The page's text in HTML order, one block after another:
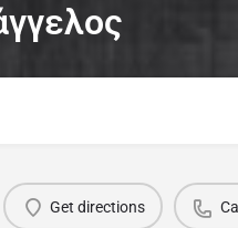
Get directions